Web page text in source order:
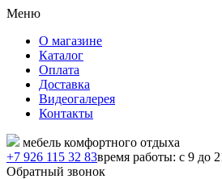
Меню
О магазине
Каталог
Оплата
Доставка
Видеогалерея
Контакты
мебель комфортного отдыха
+7 926 115 32 83время работы: с 9 до
Обратный звонок